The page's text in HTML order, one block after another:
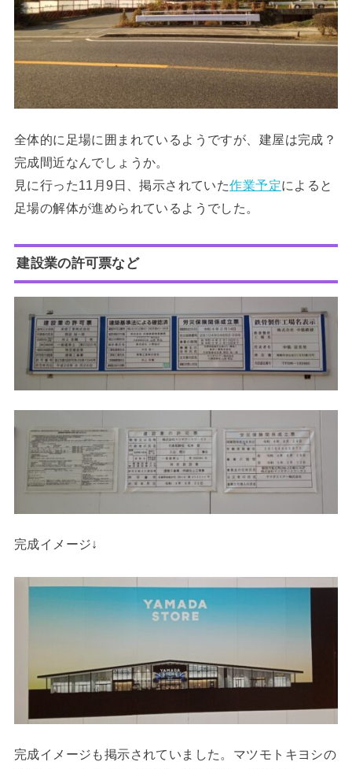
全体的に足場に囲まれているようですが、建屋は完成？
完成間近なんでしょうか。
見に行った11月9日、掲示されていた作業予定によると
足場の解体が進められているようでした。
建設業の許可票など
完成イメージ↓
完成イメージも掲示されていました。マツモトキヨシの